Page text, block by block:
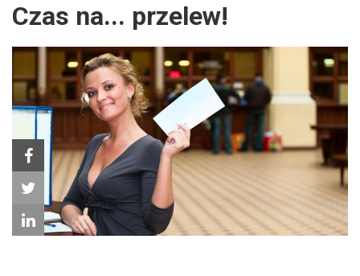
Czas na... przelew!